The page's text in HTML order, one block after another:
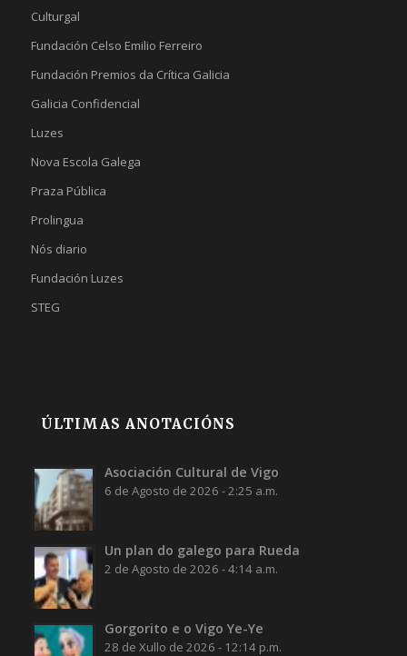
Culturgal
Fundación Celso Emilio Ferreiro
Fundación Premios da Crítica Galicia
Galicia Confidencial
Luzes
Nova Escola Galega
Praza Pública
Prolingua
Nós diario
Fundación Luzes
STEG
ÚLTIMAS ANOTACIÓNS
Asociación Cultural de Vigo
6 de Agosto de 2026 - 2:25 a.m.
Un plan do galego para Rueda
2 de Agosto de 2026 - 4:14 a.m.
Gorgorito e o Vigo Ye-Ye
28 de Xullo de 2026 - 12:14 p.m.